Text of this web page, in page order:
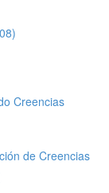
Creencias
de Creencias